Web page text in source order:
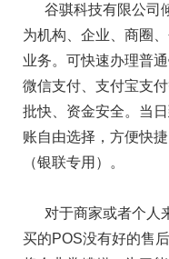
谷骐科技有限公司倾
为机构、企业、商圈
业务。可快速办理普
微信支付、支付宝支
批快、资金安全。当
账自由选择，方便快
（银联专用）。
对于商家或者个人
买的POS没有好的售